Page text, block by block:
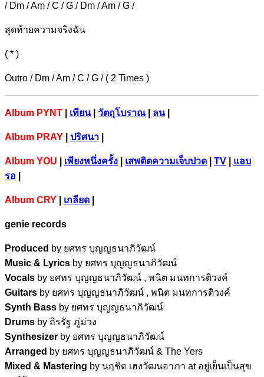
/ Dm / Am / C / G / Dm / Am / G /
สุดท้ายความจริงฉัน
( * )
Outro / Dm / Am / C / G / ( 2 Times )
Album PYNT เทียน| วัตถุโบราณ ลน|
Album PRAY ปริศนา
Album YOU เพียงหนึ่งครั้ง เสพติดความเจ็บปวด TV
แอบ
รอ
Album CRY เกลียด
genie records
Produced by ยศทร บุญญธนาภิวัฒน์
Music & Lyrics by ยศทร บุญญธนาภิวัฒน์
Vocals by ยศทร บุญญธนาภิวัฒน์ , พนิต มนทการติวงค์
Guitars by ยศทร บุญญธนาภิวัฒน์ , พนิต มนทการติวงค์
Synth Bass by ยศทร บุญญธนาภิวัฒน์
Drums by ถิรรัฐ ภู่ม่วง
Synthesizer by ยศทร บุญญธนาภิวัฒน์
Arranged by ยศทร บุญญธนาภิวัฒน์ & The Yers
Mixed & Mastering by นฤชิต เฮงวัฒนอาภา at อยู่เย็นเป็นสุข